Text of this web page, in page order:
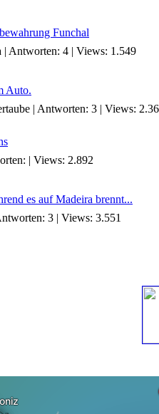
Funchal
| Antworten: 4 | Views: 1.549
Auto.
| Antworten: 3 | Views:
| Views: 2.892
es auf Madeira brennt...
3 | Views: 3.551